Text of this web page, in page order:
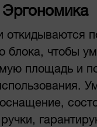
Эргономика
откидываются
блока, чтобы
площадь и